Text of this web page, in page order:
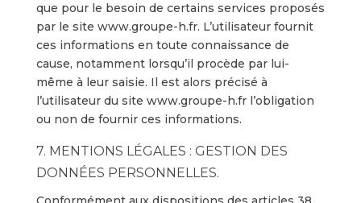
que pour le besoin de certains services proposés
par le site www.groupe-h.fr. L’utilisateur fournit
ces informations en toute connaissance de
cause, notamment lorsqu’il procède par lui-
même à leur saisie. Il est alors précisé à
l’utilisateur du site www.groupe-h.fr l’obligation
ou non de fournir ces informations.
7. MENTIONS LÉGALES : GESTION DES
DONNÉES PERSONNELLES.